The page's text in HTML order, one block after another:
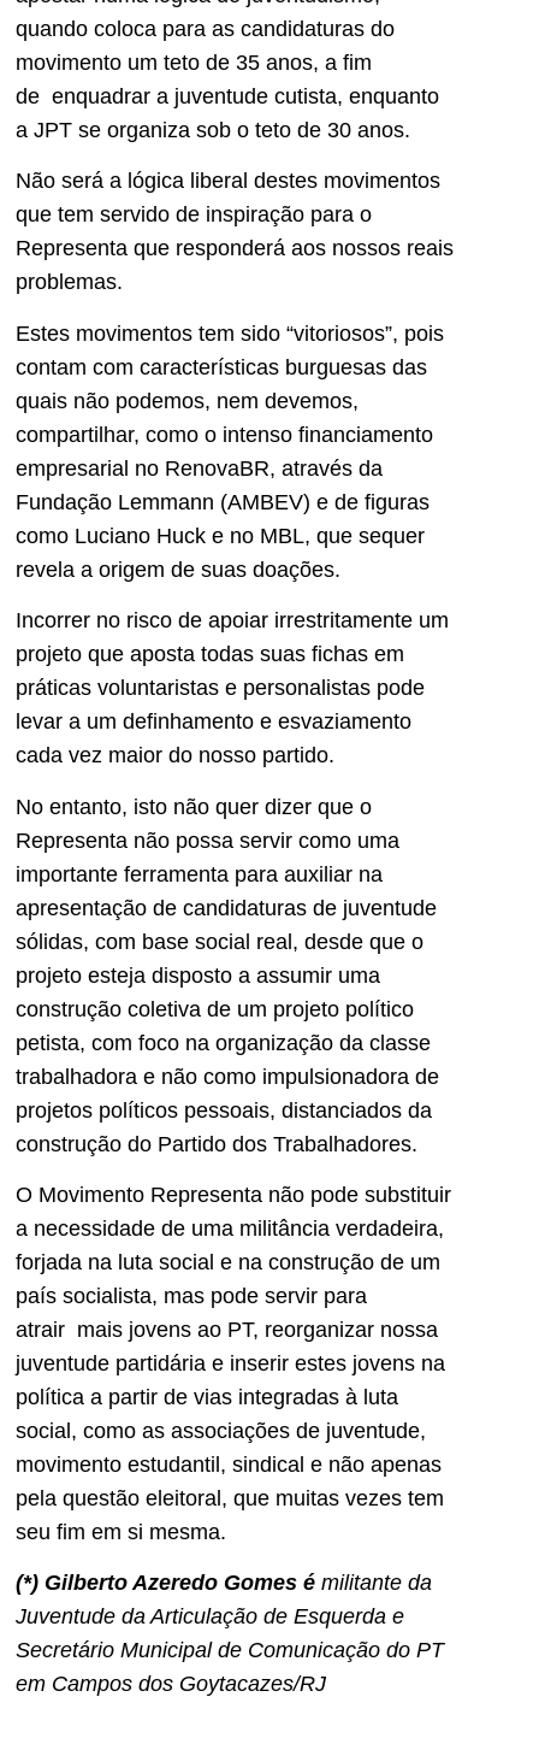
quando coloca para as candidaturas do
movimento um teto de 35 anos, a fim
de enquadrar a juventude cutista, enquanto
a JPT se organiza sob o teto de 30 anos.
Não será a lógica liberal destes movimentos
que tem servido de inspiração para o
Representa que responderá aos nossos reais
problemas.
Estes movimentos tem sido “vitoriosos”, pois
contam com características burguesas das
quais não podemos, nem devemos,
compartilhar, como o intenso financiamento
empresarial no RenovaBR, através da
Fundação Lemmann (AMBEV) e de figuras
como Luciano Huck e no MBL, que sequer
revela a origem de suas doações.
Incorrer no risco de apoiar irrestritamente um
projeto que aposta todas suas fichas em
práticas voluntaristas e personalistas pode
levar a um definhamento e esvaziamento
cada vez maior do nosso partido.
No entanto, isto não quer dizer que o
Representa não possa servir como uma
importante ferramenta para auxiliar na
apresentação de candidaturas de juventude
sólidas, com base social real, desde que o
projeto esteja disposto a assumir uma
construção coletiva de um projeto político
petista, com foco na organização da classe
trabalhadora e não como impulsionadora de
projetos políticos pessoais, distanciados da
construção do Partido dos Trabalhadores.
O Movimento Representa não pode substituir
a necessidade de uma militância verdadeira,
forjada na luta social e na construção de um
país socialista, mas pode servir para
atrair mais jovens ao PT, reorganizar nossa
juventude partidária e inserir estes jovens na
política a partir de vias integradas à luta
social, como as associações de juventude,
movimento estudantil, sindical e não apenas
pela questão eleitoral, que muitas vezes tem
seu fim em si mesma.
(*) Gilberto Azeredo Gomes é militante da
Juventude da Articulação de Esquerda e
Secretário Municipal de Comunicação do PT
em Campos dos Goytacazes/RJ